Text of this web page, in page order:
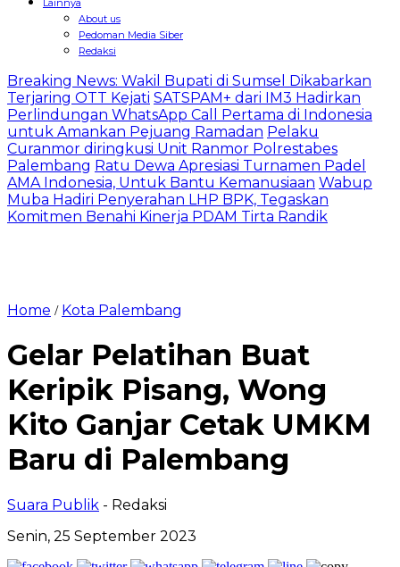
Lainnya
About us
Pedoman Media Siber
Redaksi
Breaking News: Wakil Bupati di Sumsel Dikabarkan
Terjaring OTT Kejati SATSPAM+ dari IM3 Hadirkan
Perlindungan WhatsApp Call Pertama di Indonesia
untuk Amankan Pejuang Ramadan Pelaku
Curanmor diringkusi Unit Ranmor Polrestabes
Palembang Ratu Dewa Apresiasi Turnamen Padel
AMA Indonesia, Untuk Bantu Kemanusiaan Wabup
Muba Hadiri Penyerahan LHP BPK, Tegaskan
Komitmen Benahi Kinerja PDAM Tirta Randik
Home / Kota Palembang
Gelar Pelatihan Buat
Keripik Pisang, Wong
Kito Ganjar Cetak UMKM
Baru di Palembang
Suara Publik - Redaksi
Senin, 25 September 2023